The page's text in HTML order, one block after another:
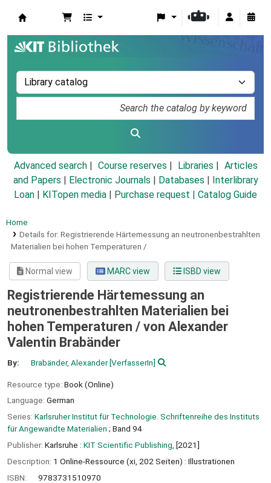
Advanced search Course reserves Libraries
Articles
and Papers
Electronic Journals Databases
Interlibrary
Loan
KITopen media Purchase request | Catalog Guide
Home
Details for: Registrierende Härtemessung an neutronenbestrahlten
Materialien bei hohen Temperaturen /
Normal view MARC view ISBD view
Registrierende Härtemessung an
neutronenbestrahlten Materialien bei
hohen Temperaturen / von Alexander
Valentin Brabänder
By: Brabänder, Alexander[VerfasserIn]
Resource type: Book (Online)
Language: German
Series: Karlsruher Institut für Technologie. Schriftenreihe des Instituts
für Angewandte Materialien ; Band 94
Publisher: Karlsruhe : KIT Scientific Publishing, [2021]
Description: 1 Online-Ressource (xi, 202 Seiten) : Illustrationen
ISBN:
9783731510970